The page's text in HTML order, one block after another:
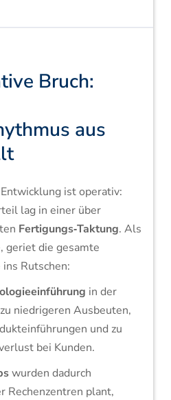
Bruch:
aus
ist operativ:
lag in einer über
Fertigungs‑Taktung. Als
geriet die gesamte
Rutschen:
in der
niedrigeren Ausbeuten,
und zu
bei Kunden.
wurden dadurch
Rechenzentren plant,